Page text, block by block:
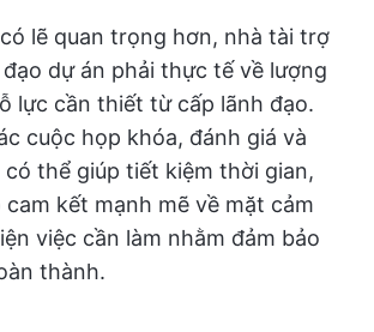
lẽ quan trọng hơn, nhà tài trợ
dự án phải thực tế về lượng
lực cần thiết từ cấp lãnh đạo.
cuộc họp khóa, đánh giá và
thể giúp tiết kiệm thời gian,
kết mạnh mẽ về mặt cảm
việc cần làm nhằm đảm bảo
thành.